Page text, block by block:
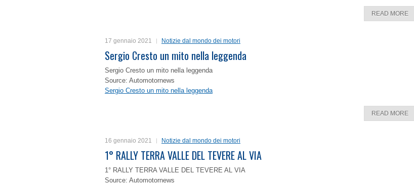
READ MORE
17 gennaio 2021 Notizie dal mondo dei motori
Sergio Cresto un mito nella leggenda
Sergio Cresto un mito nella leggenda
Source: Automotornews
Sergio Cresto un mito nella leggenda
READ MORE
16 gennaio 2021 Notizie dal mondo dei motori
1° RALLY TERRA VALLE DEL TEVERE AL VIA
1° RALLY TERRA VALLE DEL TEVERE AL VIA
Source: Automotornews